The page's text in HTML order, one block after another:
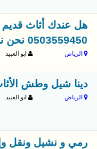
هل عندك أثاث
0503559450 نحن نوفر خدمة شيل
الرياض ابو العبيد
دينا شيل وطش الأثاث القديم بالرياض
الرياض ابو العبيد
رمي و نشيل ونقل